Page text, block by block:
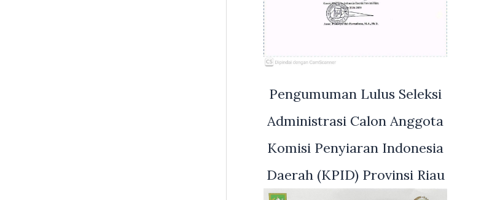
Pengumuman Lulus Seleksi
Administrasi Calon Anggota
Komisi Penyiaran Indonesia
Daerah (KPID) Provinsi Riau